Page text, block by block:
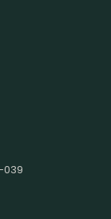
039